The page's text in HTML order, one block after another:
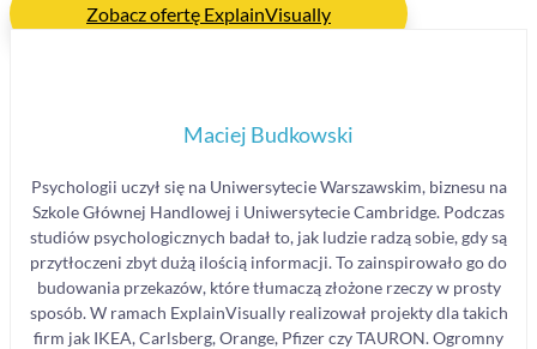
Zobacz ofertę ExplainVisually
Maciej Budkowski
Psychologii uczył się na Uniwersytecie Warszawskim, biznesu na
Szkole Głównej Handlowej i Uniwersytecie Cambridge. Podczas
studiów psychologicznych badał to, jak ludzie radzą sobie, gdy są
przytłoczeni zbyt dużą ilością informacji. To zainspirowało go do
budowania przekazów, które tłumaczą złożone rzeczy w prosty
sposób. W ramach ExplainVisually realizował projekty dla takich
firm jak IKEA, Carlsberg, Orange, Pfizer czy TAURON. Ogromny